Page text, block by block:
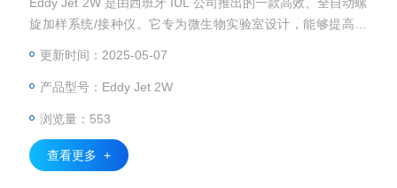
旋加样系统/接种仪。它专为微生物实验室设计，能够提高细
更新时间：2025-05-07
产品型号：Eddy Jet 2W
浏览量：553
查看更多 +